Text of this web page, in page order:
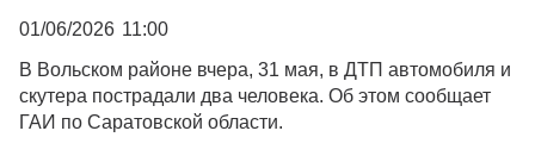
01/06/2026 11:00
В Вольском районе вчера, 31 мая, в ДТП автомобиля и
скутера пострадали два человека. Об этом сообщает
ГАИ по Саратовской области.